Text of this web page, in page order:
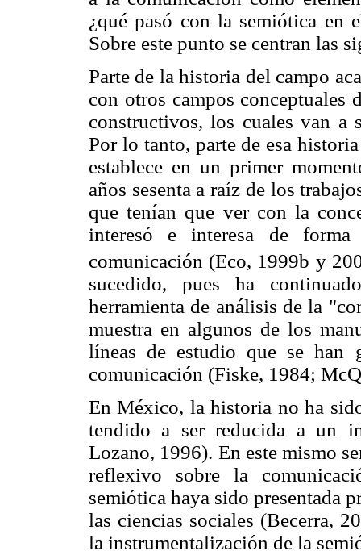
¿qué pasó con la semiótica en
Sobre este punto se centran las
Parte de la historia del campo
con otros campos
constructivos, los cuales van a
Por lo tanto, parte de esa
establece en un primer
años sesenta a raíz de los
que tenían que ver con la
interesó e interesa de
comunicación (Eco, 1999b y
sucedido, pues ha
herramienta de análisis de la
muestra en algunos de los
líneas de estudio que se han
comunicación (Fiske, 1984;
En México, la historia no ha
tendido a ser reducida a un
Lozano, 1996). En este mismo
reflexivo sobre la
semiótica haya sido presentada
las ciencias sociales (Becerra,
la instrumentalización de la